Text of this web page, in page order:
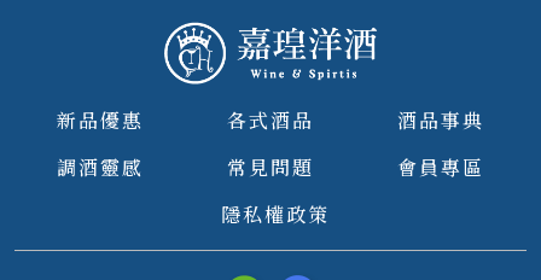
新品優惠 各式酒品
酒品事典
調酒靈感
常見問題
會員專區
隱私權政策